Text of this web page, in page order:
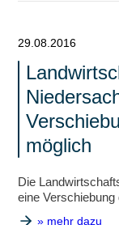
29.08.2016
möglich
Die
eine
» mehr dazu